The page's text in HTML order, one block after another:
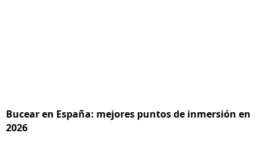
Bucear en España: mejores puntos de inmersión en
2026